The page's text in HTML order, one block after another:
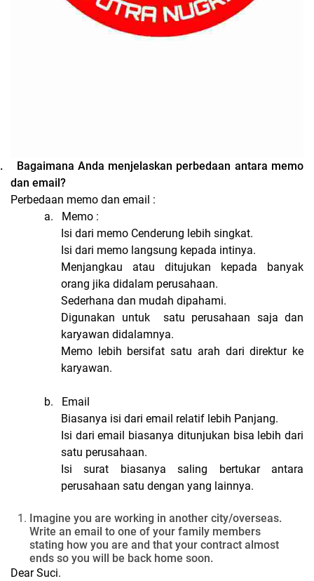
Bagaimana Anda menjelaskan perbedaan antara memo
dan email?
Perbedaan memo dan email :
a.
Memo :
Isi dari memo Cenderung lebih singkat.
Isi dari memo langsung kepada intinya.
Menjangkau atau ditujukan kepada banyak
orang jika didalam perusahaan.
Sederhana dan mudah dipahami.
Digunakan untuk
satu perusahaan saja dan
karyawan didalamnya.
Memo lebih bersifat satu arah dari direktur ke
karyawan.
b.
Email
Biasanya isi dari email relatif lebih Panjang.
Isi dari email biasanya ditunjukan bisa lebih dari
satu perusahaan.
Isi surat biasanya saling bertukar antara
perusahaan satu dengan yang lainnya.
Imagine you are working in another city/overseas.
Write an email to one of your family members
stating how you are and that your contract almost
ends so you will be back home soon.
Dear Suci.